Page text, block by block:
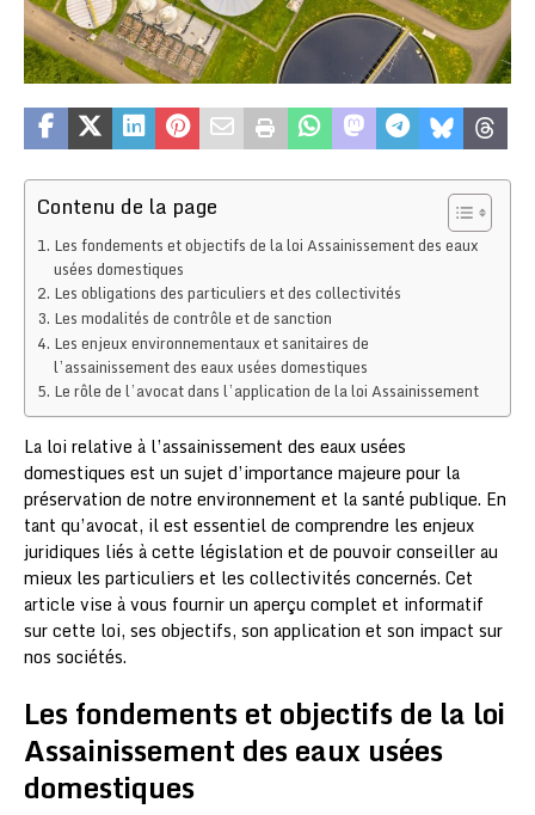
Contenu de la page
Les fondements et objectifs de la loi Assainissement des eaux
usées domestiques
Les obligations des particuliers et des collectivités
Les modalités de contrôle et de sanction
Les enjeux environnementaux et sanitaires de
l’assainissement des eaux usées domestiques
Le rôle de l’avocat dans l’application de la loi Assainissement
La loi relative à l’assainissement des eaux usées
domestiques est un sujet d’importance majeure pour la
préservation de notre environnement et la santé publique. En
tant qu’avocat, il est essentiel de comprendre les enjeux
juridiques liés à cette législation et de pouvoir conseiller au
mieux les particuliers et les collectivités concernés. Cet
article vise à vous fournir un aperçu complet et informatif
sur cette loi, ses objectifs, son application et son impact sur
nos sociétés.
Les fondements et objectifs de la loi
Assainissement des eaux usées
domestiques